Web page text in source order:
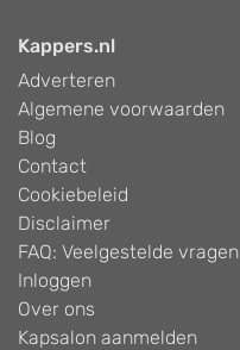
Kappers.nl
Adverteren
Algemene voorwaarden
Blog
Contact
Cookiebeleid
Disclaimer
FAQ: Veelgestelde vragen
Inloggen
Over ons
Kapsalon aanmelden